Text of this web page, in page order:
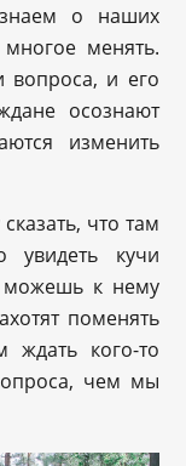
о наших
менять.
и его
осознают
изменить
что там
увидеть кучи
к нему
поменять
кого-то
чем мы